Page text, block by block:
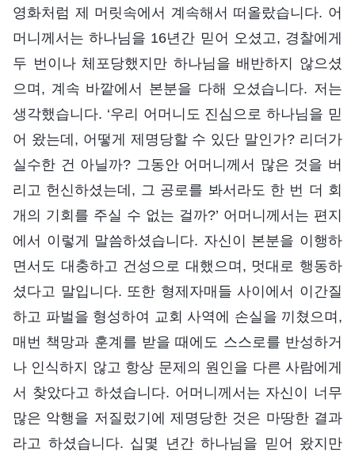
영화처럼 제 머릿속에서 계속해서 떠올랐습니다. 어
머니께서는 하나님을 16년간 믿어 오셨고, 경찰에게
두 번이나 체포당했지만 하나님을 배반하지 않으셨
으며, 계속 바깥에서 본분을 다해 오셨습니다. 저는
생각했습니다. ‘우리 어머니도 진심으로 하나님을 믿
어 왔는데, 어떻게 제명당할 수 있단 말인가? 리더가
실수한 건 아닐까? 그동안 어머니께서 많은 것을 버
리고 헌신하셨는데, 그 공로를 봐서라도 한 번 더 회
개의 기회를 주실 수 없는 걸까?’ 어머니께서는 편지
에서 이렇게 말씀하셨습니다. 자신이 본분을 이행하
면서도 대충하고 건성으로 대했으며, 멋대로 행동하
셨다고 말입니다. 또한 형제자매들 사이에서 이간질
하고 파벌을 형성하여 교회 사역에 손실을 끼쳤으며,
매번 책망과 훈계를 받을 때에도 스스로를 반성하거
나 인식하지 않고 항상 문제의 원인을 다른 사람에게
서 찾았다고 하셨습니다. 어머니께서는 자신이 너무
많은 악행을 저질렀기에 제명당한 것은 마땅한 결과
라고 하셨습니다. 십몇 년간 하나님을 믿어 왔지만